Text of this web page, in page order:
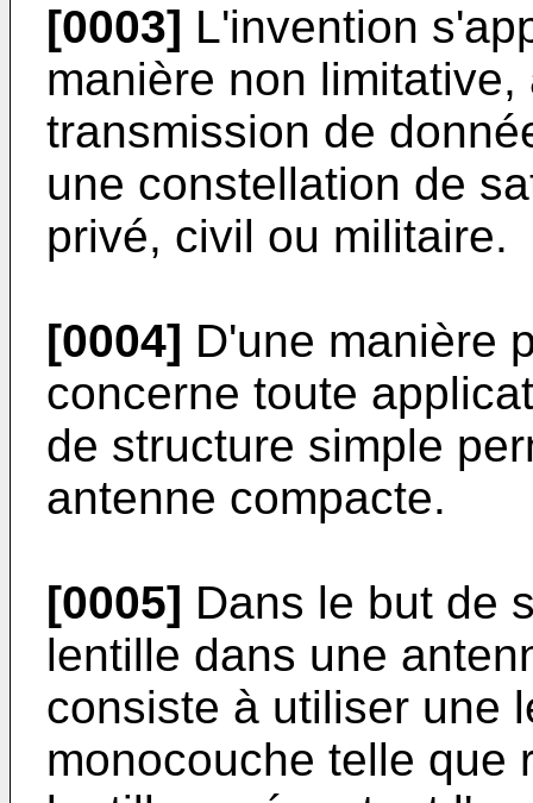
[0003] L'invention
manière non
transmission de
une constellation de
privé, civil ou militaire.
[0004] D'une manière
concerne toute
de structure simple
antenne compacte.
[0005] Dans le but de
lentille dans une
consiste à utiliser une
monocouche telle que